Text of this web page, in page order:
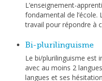
L’enseignement-
fondamental de l’école.
travail pour répondre à
Bi-plurilinguisme
Le bi/plurilinguisme est
avec au moins 2
langues et ses